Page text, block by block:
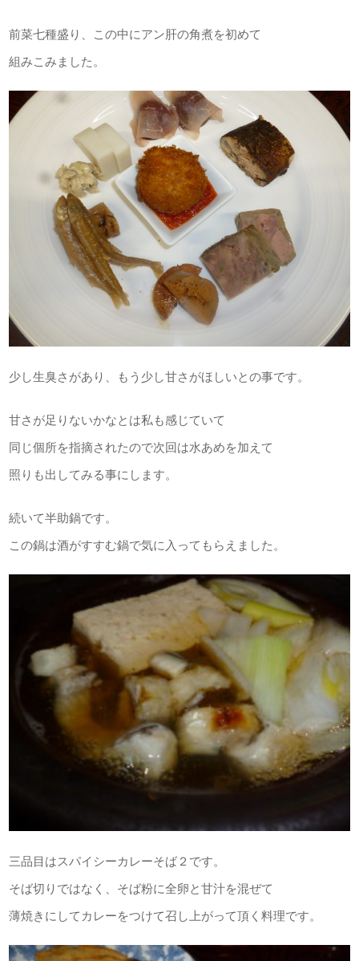
前菜七種盛り、この中にアン肝の角煮を初めて
組みこみました。
少し生臭さがあり、もう少し甘さがほしいとの事です。
甘さが足りないかなとは私も感じていて
同じ個所を指摘されたので次回は水あめを加えて
照りも出してみる事にします。
続いて半助鍋です。
この鍋は酒がすすむ鍋で気に入ってもらえました。
三品目はスパイシーカレーそば２です。
そば切りではなく、そば粉に全卵と甘汁を混ぜて
薄焼きにしてカレーをつけて召し上がって頂く料理です。